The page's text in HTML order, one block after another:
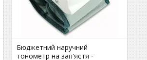
Бюджетний наручний
тонометр на зап'ястя -